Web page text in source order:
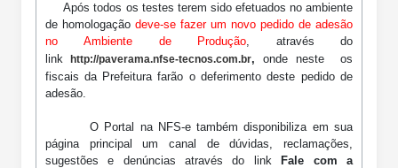
Após todos os testes terem sido efetuados no ambiente
de homologação deve-se fazer um novo pedido de adesão
no Ambiente de Produção, através do
link
http://paverama.nfse-tecnos.com.br, onde neste
os
fiscais da Prefeiturafarão o deferimento deste pedido de
adesão.
O Portal na NFS-e também disponibiliza em sua
página principal um canal de dúvidas, reclamações,
sugestões e denúncias através do link
Fale com a